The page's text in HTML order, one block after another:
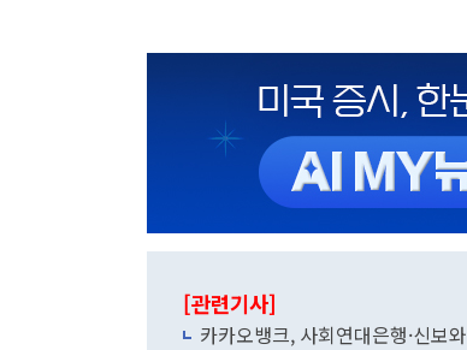
[관련기사]
카카오뱅크, 사회연대은행·신보